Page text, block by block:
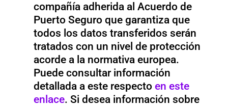
compañía adherida al Acuerdo de
Puerto Seguro que garantiza que
todos los datos transferidos serán
tratados con un nivel de protección
acorde a la normativa europea.
Puede consultar información
detallada a este respecto en este
enlace. Si desea información sobre